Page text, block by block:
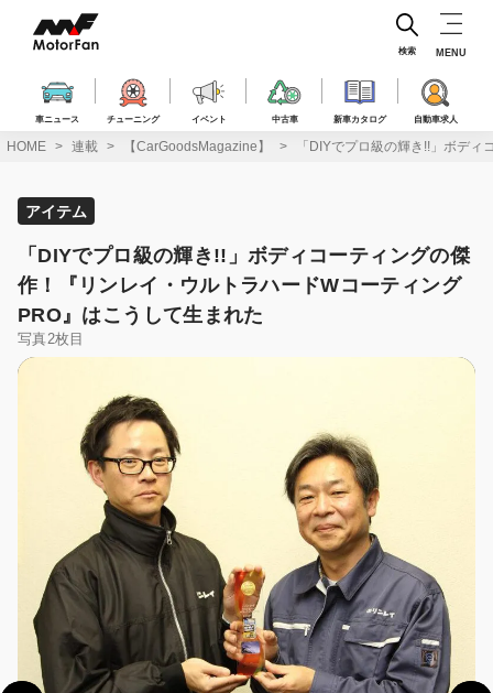
ス
車ニュース チューニング イベント 中古車 新車カタログ 自動車求人
検索 MENU
HOME 連載 【CarGoodsMagazine】 「DIYでプロ級の輝き!!」ボデ
アイテム
「DIYでプロ級の輝き!!」ボディコーティングの傑
作！『リンレイ・ウルトラハードWコーティング
PRO』はこうして生まれた
写真2枚目